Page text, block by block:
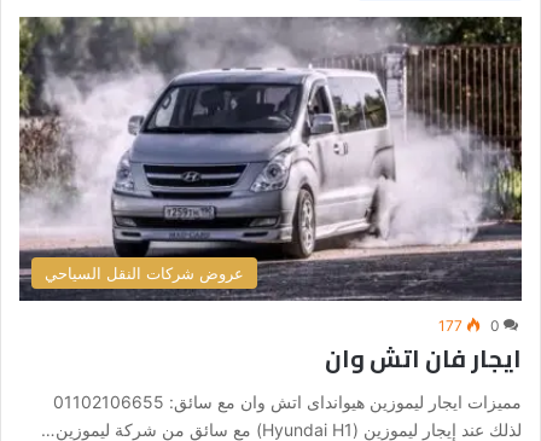
عروض شركات النقل السياحي
0
177
ايجار فان اتش وان
مميزات ايجار ليموزين هيوانداى اتش وان مع سائق: 01102106655
لذلك عند إيجار ليموزين (Hyundai H1) مع سائق من شركة ليموزين…